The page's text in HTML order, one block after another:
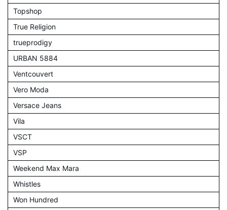
Topshop
True Religion
trueprodigy
URBAN 5884
Ventcouvert
Vero Moda
Versace Jeans
Vila
VSCT
VSP
Weekend Max Mara
Whistles
Won Hundred